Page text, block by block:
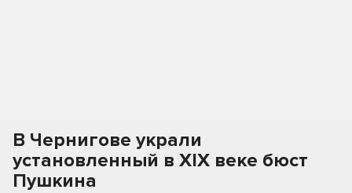
В Чернигове украли
установленный в XIX веке бюст
Пушкина